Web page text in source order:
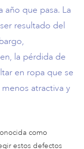
año que pasa. La
resultado del
la pérdida de
en ropa que se
atractiva y
como
estos defectos